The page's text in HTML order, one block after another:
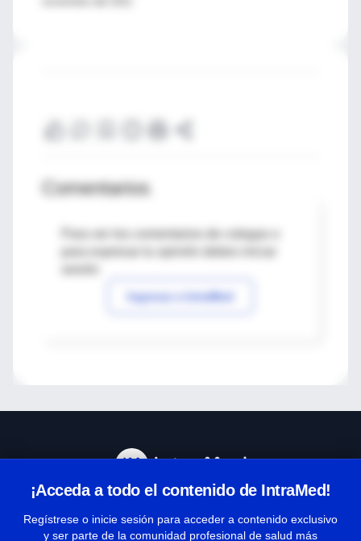
Comentarios
Para ver los comentarios de colegas o
Ingresar a IntraMed
¡Acceda a todo el contenido de IntraMed!
Regístrese o inicie sesión para acceder a contenido exclusivo
y ser parte de la comunidad profesional de salud más